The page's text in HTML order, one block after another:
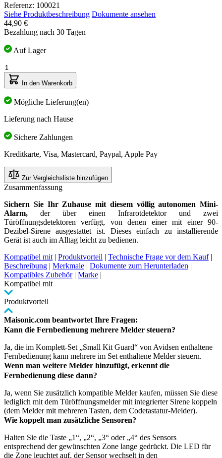
Referenz: 100021
Siehe Produktbeschreibung Dokumente ansehen
44,90 €
Bezahlung nach 30 Tagen
Auf Lager
Menge
In den Warenkorb
Mögliche Lieferung(en)
Lieferung nach Hause
Sichere Zahlungen
Kreditkarte, Visa, Mastercard, Paypal, Apple Pay
Zur Vergleichsliste hinzufügen
Zusammenfassung
Sichern Sie Ihr Zuhause mit diesem völlig autonomen Mini-
Alarm, der über einen Infrarotdetektor und zwei
Türöffnungsdetektoren verfügt, von denen einer mit einer 90-
Dezibel-Sirene ausgestattet ist. Dieses einfach zu installierende
Gerät ist auch im Alltag leicht zu bedienen.
Kompatibel mit | Produktvorteil | Technische Frage vor dem Kauf |
Beschreibung | Merkmale | Dokumente zum Herunterladen |
Kompatibles Zubehör | Marke |
Kompatibel mit
Produktvorteil
Maisonic.com beantwortet Ihre Fragen:
Kann die Fernbedienung mehrere Melder steuern?
Ja, die im Komplett-Set „Small Kit Guard“ von Avidsen enthaltene
Fernbedienung kann mehrere im Set enthaltene Melder steuern.
Wenn man weitere Melder hinzufügt, erkennt die
Fernbedienung diese dann?
Ja, wenn Sie zusätzlich kompatible Melder kaufen, müssen Sie diese
lediglich mit dem Türöffnungsmelder mit integrierter Sirene koppeln
(dem Melder mit mehreren Tasten, dem Codetastatur-Melder).
Wie koppelt man zusätzliche Sensoren?
Halten Sie die Taste „1“, „2“, „3“ oder „4“ des Sensors
entsprechend der gewünschten Zone lange gedrückt. Die LED für
die Zone leuchtet auf, der Sensor wechselt in den